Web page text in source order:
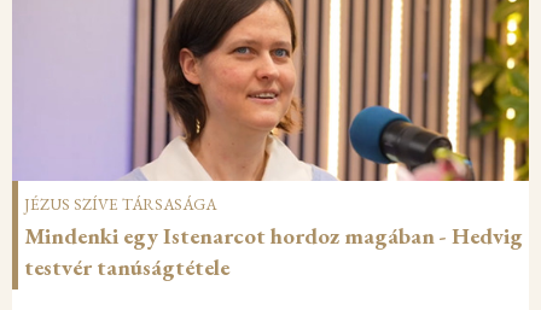
JÉZUS SZÍVE TÁRSASÁGA
Mindenki egy Istenarcot hordoz magában - Hedvig
testvér tanúságtétele